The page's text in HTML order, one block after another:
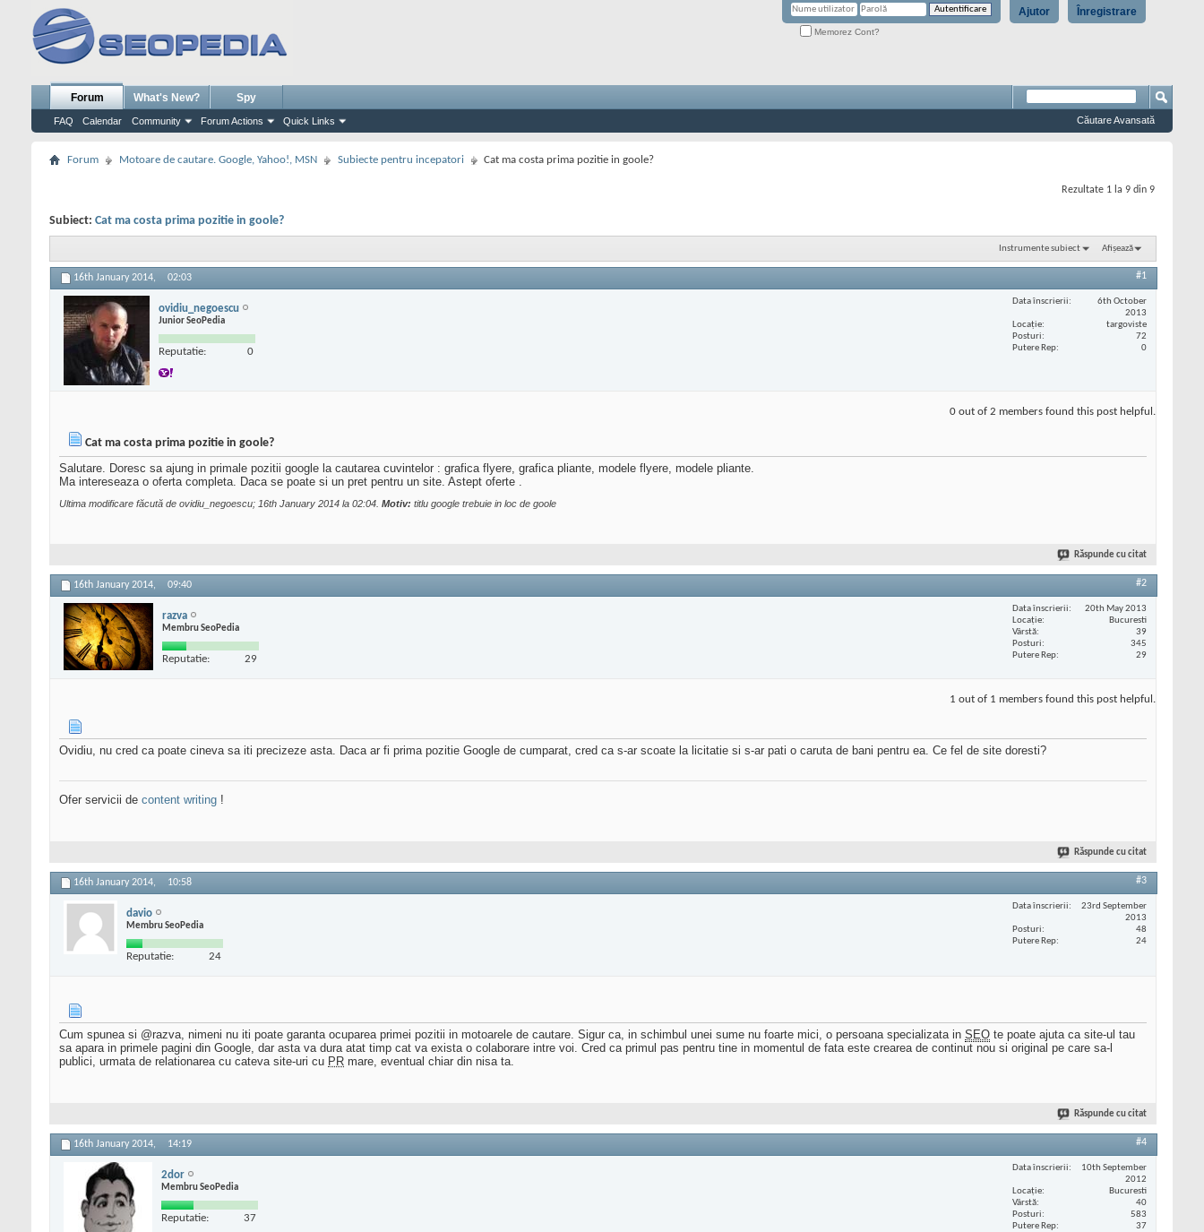
Înregistrare
Ajutor
Memorez Cont?
Forum
FAQ Calendar Community Forum Actions Quick Links
What's New? Spy
Căutare Avansată
Forum Motoare de cautare. Google, Yahoo!, MSN Subiecte pentru incepatori Cat ma costa prima pozitie in goole?
Rezultate 1 la 9 din 9
Subiect: Cat ma costa prima pozitie in goole?
Instrumente subiect Afișează
16th January 2014, 02:03 #1
ovidiu_negoescu
Junior SeoPedia
Reputatie: 0
Data înscrierii
6th October
2013
Locaţie
targoviste
Posturi
72
Putere Rep
0
0 out of 2 members found this post helpful.
Cat ma costa prima pozitie in goole?
Salutare. Doresc sa ajung in primale pozitii google la cautarea cuvintelor : grafica flyere, grafica pliante, modele flyere, modele pliante.
Ma intereseaza o oferta completa. Daca se poate si un pret pentru un site. Astept oferte .
Ultima modificare făcută de ovidiu_negoescu; 16th January 2014 la 02:04 Motiv: titlu google trebuie in loc de goole
Răspunde cu citat
16th January 2014, 09:40 #2
razva
Membru SeoPedia
Reputatie: 29
Data înscrierii
20th May 2013
Locaţie
Bucuresti
Vârstă
39
Posturi
345
Putere Rep
29
1 out of 1 members found this post helpful.
Ovidiu, nu cred ca poate cineva sa iti precizeze asta. Daca ar fi prima pozitie Google de cumparat, cred ca s-ar scoate la licitatie si s-ar pati o caruta de bani pentru ea. Ce fel de site doresti?
Ofer servicii de content writing !
Răspunde cu citat
16th January 2014, 10:58 #3
davio
Membru SeoPedia
Reputatie: 24
Data înscrierii
23rd September
2013
Posturi
48
Putere Rep
24
Cum spunea si @razva, nimeni nu iti poate garanta ocuparea primei pozitii in motoarele de cautare. Sigur ca, in schimbul unei sume nu foarte mici, o persoana specializata in SEO te poate ajuta ca site-ul tau
sa apara in primele pagini din Google, dar asta va dura atat timp cat va exista o colaborare intre voi. Cred ca primul pas pentru tine in momentul de fata este crearea de continut nou si original pe care sa-l
publici, urmata de relationarea cu cateva site-uri cu PR mare, eventual chiar din nisa ta.
Răspunde cu citat
16th January 2014, 14:19 #4
2dor
Membru SeoPedia
Reputatie: 37
Data înscrierii
10th September
2012
Locaţie
Bucuresti
Vârstă
40
Posturi
583
Putere Rep
37